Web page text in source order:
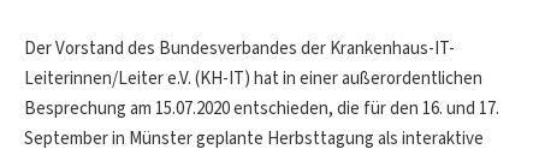
Der Vorstand des Bundesverbandes der Krankenhaus-IT-
Leiterinnen/Leiter e.V. (KH-IT) hat in einer außerordentlichen
Besprechung am 15.07.2020 entschieden, die für den 16. und 17.
September in Münster geplante Herbsttagung als interaktive